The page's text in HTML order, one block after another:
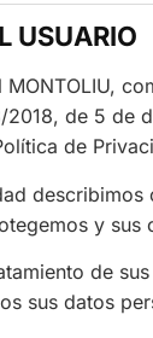
USUARIO
MONTOLIU,
2018, de 5 de
de
y sus
de
sus datos